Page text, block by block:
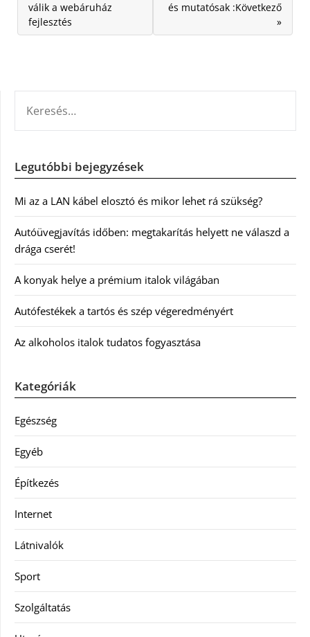
válik a webáruház
fejlesztés
és mutatósak :Következő
»
Legutóbbi bejegyzések
Mi az a LAN kábel elosztó és mikor lehet rá szükség?
Autóüvegjavítás időben: megtakarítás helyett ne válaszd a
drága cserét!
A konyak helye a prémium italok világában
Autófestékek a tartós és szép végeredményért
Az alkoholos italok tudatos fogyasztása
Kategóriák
Egészség
Egyéb
Építkezés
Internet
Látnivalók
Sport
Szolgáltatás